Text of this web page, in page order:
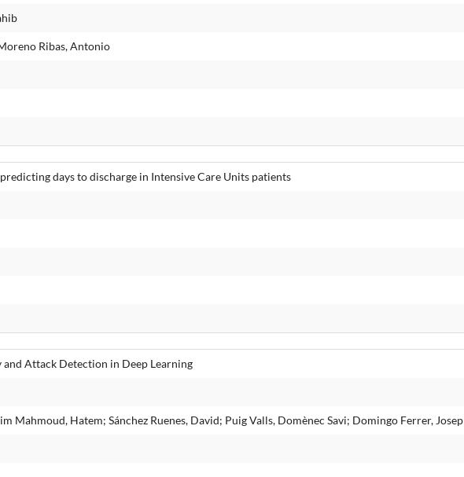
Ribas, Antonio
days to discharge in Intensive Care Units patients
Attack Detection in Deep Learning
Mahmoud, Hatem; Sánchez Ruenes, David; Puig Valls, Domènec Savi; Domingo Ferrer, Josep